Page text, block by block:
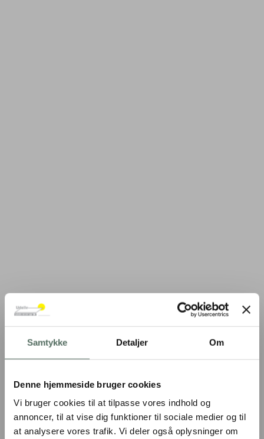
Samtykke Detaljer Om
Denne hjemmeside bruger cookies
Vi bruger cookies til at tilpasse vores indhold og
annoncer, til at vise dig funktioner til sociale medier og til
at analysere vores trafik. Vi deler også oplysninger om